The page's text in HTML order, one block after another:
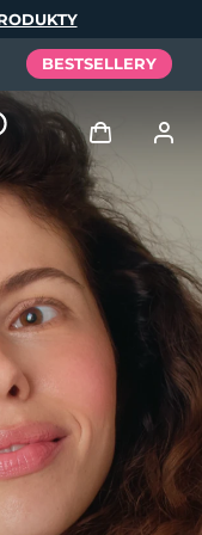
BESTSELLERY
Zaloguj
użytkownika
Moje urządzenia
zamówienia
Moje adresy
Moje subskrypcje
Español
Português
Русский
繁體中文